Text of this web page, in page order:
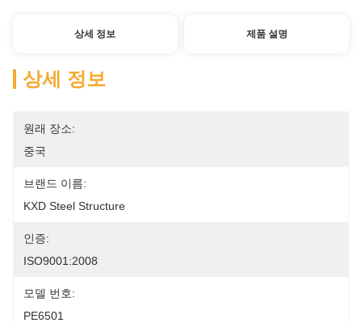
상세 정보 제품 설명
상세 정보
원래 장소:
중국
브랜드 이름:
KXD Steel Structure
인증:
ISO9001:2008
모델 번호:
PE6501